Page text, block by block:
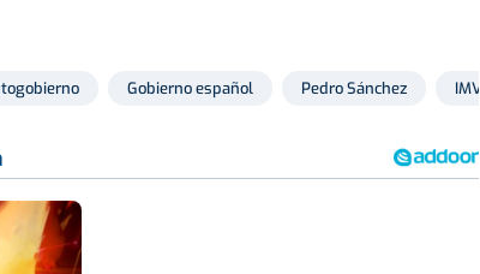
Gobierno español Pedro Sánchez IMV